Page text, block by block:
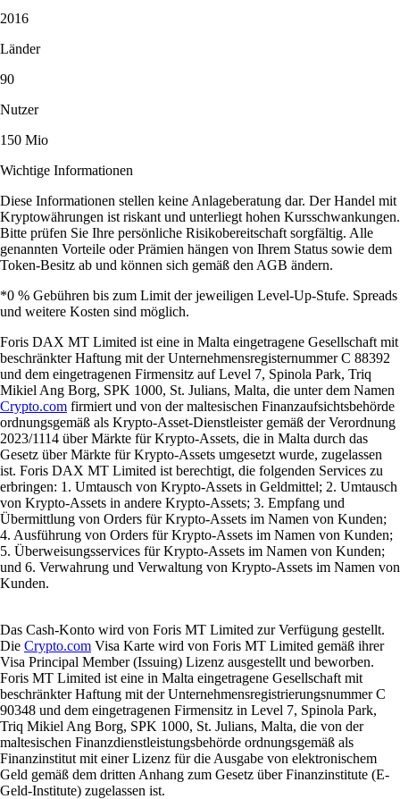
2016
Länder
90
Nutzer
150 Mio
Wichtige Informationen
Diese Informationen stellen keine Anlageberatung dar. Der Handel mit
Kryptowährungen ist riskant und unterliegt hohen Kursschwankungen.
Bitte prüfen Sie Ihre persönliche Risikobereitschaft sorgfältig. Alle
genannten Vorteile oder Prämien hängen von Ihrem Status sowie dem
Token-Besitz ab und können sich gemäß den AGB ändern.
*0 % Gebühren bis zum Limit der jeweiligen Level-Up-Stufe. Spreads
und weitere Kosten sind möglich.
Foris DAX MT Limited ist eine in Malta eingetragene Gesellschaft mit
beschränkter Haftung mit der Unternehmensregisternummer C 88392
und dem eingetragenen Firmensitz auf Level 7, Spinola Park, Triq
Mikiel Ang Borg, SPK 1000, St. Julians, Malta, die unter dem Namen
Crypto.com firmiert und von der maltesischen Finanzaufsichtsbehörde
ordnungsgemäß als Krypto-Asset-Dienstleister gemäß der Verordnung
2023/1114 über Märkte für Krypto-Assets, die in Malta durch das
Gesetz über Märkte für Krypto-Assets umgesetzt wurde, zugelassen
ist. Foris DAX MT Limited ist berechtigt, die folgenden Services zu
erbringen: 1. Umtausch von Krypto-Assets in Geldmittel; 2. Umtausch
von Krypto-Assets in andere Krypto-Assets; 3. Empfang und
Übermittlung von Orders für Krypto-Assets im Namen von Kunden;
4. Ausführung von Orders für Krypto-Assets im Namen von Kunden;
5. Überweisungsservices für Krypto-Assets im Namen von Kunden;
und 6. Verwahrung und Verwaltung von Krypto-Assets im Namen von
Kunden.
Das Cash-Konto wird von Foris MT Limited zur Verfügung gestellt.
Die Crypto.com Visa Karte wird von Foris MT Limited gemäß ihrer
Visa Principal Member (Issuing) Lizenz ausgestellt und beworben.
Foris MT Limited ist eine in Malta eingetragene Gesellschaft mit
beschränkter Haftung mit der Unternehmensregistrierungsnummer C
90348 und dem eingetragenen Firmensitz in Level 7, Spinola Park,
Triq Mikiel Ang Borg, SPK 1000, St. Julians, Malta, die von der
maltesischen Finanzdienstleistungsbehörde ordnungsgemäß als
Finanzinstitut mit einer Lizenz für die Ausgabe von elektronischem
Geld gemäß dem dritten Anhang zum Gesetz über Finanzinstitute (E-
Geld-Institute) zugelassen ist.